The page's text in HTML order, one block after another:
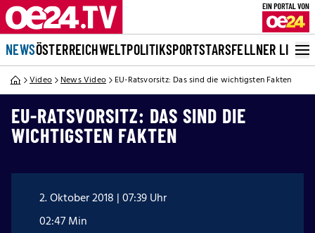
NEWSÖSTERREICHWELTPOLITIKSPORTSTARSFELLNER LIVE
Video News Video EU-Ratsvorsitz: Das sind die wichtigsten Fakten
EU-RATSVORSITZ: DAS SIND DIE
WICHTIGSTEN FAKTEN
2. Oktober 2018 | 07:39 Uhr
02:47 Min